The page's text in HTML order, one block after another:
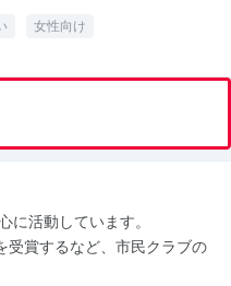
女性向け
に活動しています。
受賞するなど、市民クラブの